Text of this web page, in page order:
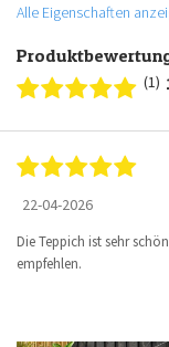
Alle Eigenschaften
(1)
22-04-2026
Die Teppich ist sehr
empfehlen.